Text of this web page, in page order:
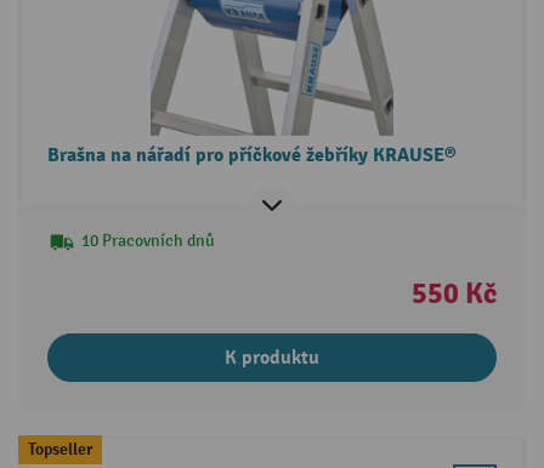
Brašna na nářadí pro příčkové žebříky KRAUSE®
10 Pracovních dnů
550 Kč
K produktu
Topseller